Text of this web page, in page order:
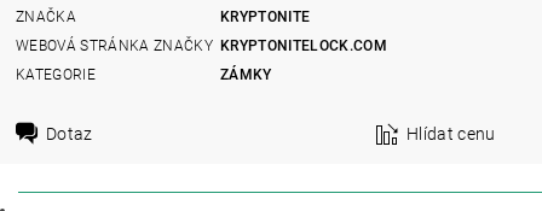
ZNAČKA
KRYPTONITE
WEBOVÁ STRÁNKA ZNAČKY KRYPTONITELOCK.COM
KATEGORIE
ZÁMKY
Dotaz Hlídat cenu